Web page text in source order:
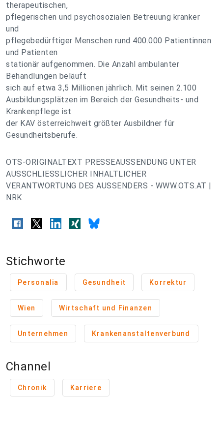
therapeutischen,
pflegerischen und psychosozialen Betreuung kranker
und
pflegebedürftiger Menschen rund 400.000 Patientinnen
und Patienten
stationär aufgenommen. Die Anzahl ambulanter
Behandlungen beläuft
sich auf etwa 3,5 Millionen jährlich. Mit seinen 2.100
Ausbildungsplätzen im Bereich der Gesundheits- und
Krankenpflege ist
der KAV österreichweit größter Ausbildner für
Gesundheitsberufe.
OTS-ORIGINALTEXT PRESSEAUSSENDUNG UNTER
AUSSCHLIESSLICHER INHALTLICHER
VERANTWORTUNG DES AUSSENDERS - WWW.OTS.AT |
NRK
Stichworte
Personalia Gesundheit Korrektur
Wien Wirtschaft und Finanzen
Unternehmen Krankenanstaltenverbund
Channel
Chronik Karriere